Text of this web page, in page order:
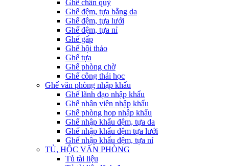
Ghế chân quỳ
Ghế đệm, tựa bằng da
Ghế đệm, tựa lưới
Ghế đệm, tựa nỉ
Ghế gấp
Ghế hội thảo
Ghế tựa
Ghế phòng chờ
Ghế công thái học
Ghế văn phòng nhập khẩu
Ghế lãnh đạo nhập khẩu
Ghế nhân viên nhập khẩu
Ghế phòng họp nhập khẩu
Ghế nhập khẩu đệm, tựa da
Ghế nhập khẩu đệm tựa lưới
Ghế nhập khẩu đệm, tựa nỉ
TỦ, HỘC VĂN PHÒNG
Tủ tài liệu